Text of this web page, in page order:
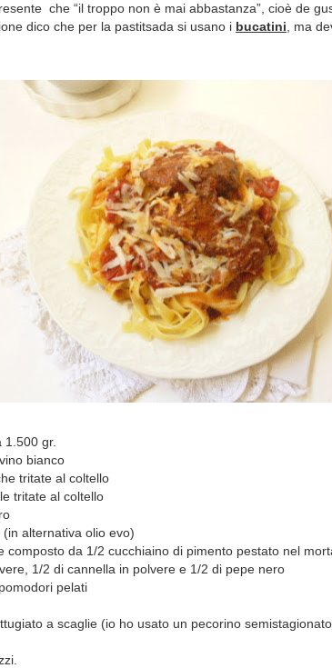
che “il troppo non è mai abbastanza”, cioè de
dico che per la pastitsada si usano i bucatini , ma
1.500 gr.
bianco
tritate al coltello
tritate al coltello
alternativa olio evo)
composto da 1/2 cucchiaino di pimento pestato nel
1/2 di cannella in polvere e 1/2 di pepe nero
pelati
a scaglie (io ho usato un pecorino